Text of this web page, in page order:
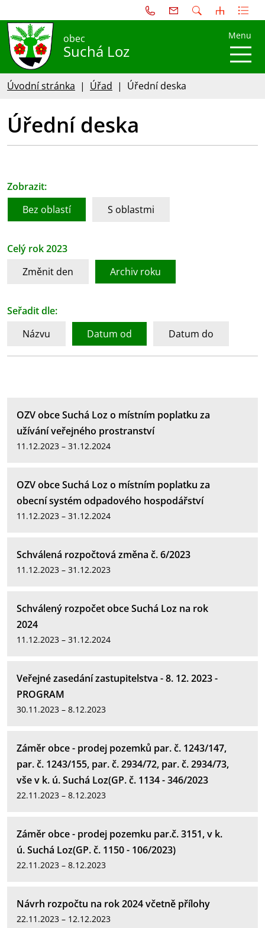
obec
Suchá Loz
Menu
Úvodní stránka Úřad Úřední deska
Úřední deska
Zobrazit:
Bez oblastí
S oblastmi
Celý rok 2023
Změnit den
Archiv roku
Seřadit dle:
Názvu
Datum od Datum do
OZV obce Suchá Loz o místním poplatku za
užívání veřejného prostranství
11.12.2023 – 31.12.2024
OZV obce Suchá Loz o místním poplatku za
obecní systém odpadového hospodářství
11.12.2023 – 31.12.2024
Schválená rozpočtová změna č. 6/2023
11.12.2023 – 31.12.2023
Schválený rozpočet obce Suchá Loz na rok
2024
11.12.2023 – 31.12.2024
Veřejné zasedání zastupitelstva - 8. 12. 2023 -
PROGRAM
30.11.2023 – 8.12.2023
Záměr obce - prodej pozemků par. č. 1243/147,
par. č. 1243/155, par. č. 2934/72, par. č. 2934/73,
vše v k. ú. Suchá Loz(GP. č. 1134 - 346/2023
22.11.2023 – 8.12.2023
Záměr obce - prodej pozemku par.č. 3151, v k.
ú. Suchá Loz(GP. č. 1150 - 106/2023)
22.11.2023 – 8.12.2023
Návrh rozpočtu na rok 2024 včetně přílohy
22.11.2023 – 12.12.2023